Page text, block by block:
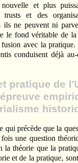
et plus
et des
ils ne peuvent ni
le fond véritable de
avec la
conduisent déjà
pratique de
qui précède que la
une question
la théorie que la
et de la pratique,